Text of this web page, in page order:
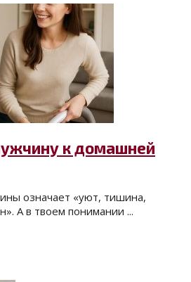
к домашней
означает «уют, тишина,
А в твоем понимании ...